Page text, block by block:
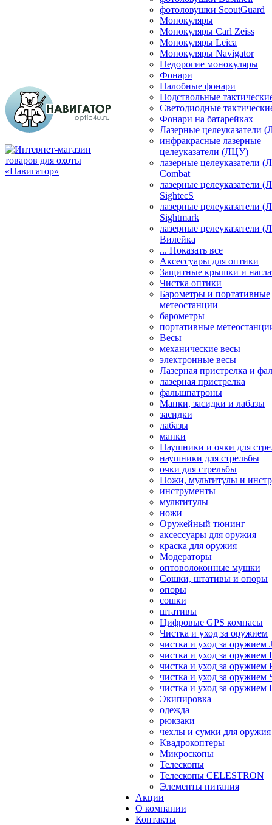
фотоловушки ScoutGuard
Монокуляры
Монокуляры Carl Zeiss
Монокуляры Leica
Монокуляры Navigator
Недорогие монокуляры
Фонари
Налобные фонари
Подствольные
Светодиодные
Фонари на батарейках
Лазерные целеуказатели
инфракрасные лазерные
целеуказатели (ЛЦУ)
лазерные целеуказатели
Combat
лазерные целеуказатели
SightecS
лазерные целеуказатели
Sightmark
лазерные целеуказатели
Вилейка
... Показать все
Аксессуары для оптики
Защитные крышки и
Чистка оптики
Барометры и портативные
метеостанции
барометры
портативные
Весы
механические весы
электронные весы
Лазерная пристрелка и
лазерная пристрелка
фальшпатроны
Манки, засидки и лабазы
засидки
лабазы
манки
Наушники и очки для
наушники для стрельбы
очки для стрельбы
Ножи, мультитулы и
инструменты
мультитулы
ножи
Оружейный тюнинг
аксессуары для оружия
краска для оружия
Модераторы
оптоволоконные мушки
Сошки, штативы и опоры
опоры
сошки
штативы
Цифровые GPS компасы
Чистка и уход за оружием
чистка и уход за оружием
чистка и уход за оружием
чистка и уход за оружием
чистка и уход за оружием
чистка и уход за
Экипировка
одежда
рюкзаки
чехлы и сумки для оружия
Квадрокоптеры
Микроскопы
Телескопы
Телескопы CELESTRON
Элементы питания
Акции
О компании
Контакты